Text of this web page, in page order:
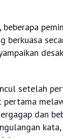
beberapa
berkuasa
setelah
pertama
dan